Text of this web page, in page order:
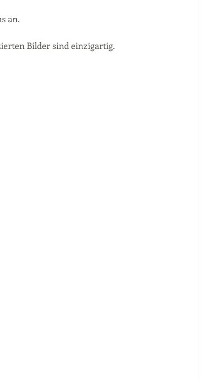
an.
Bilder sind einzigartig.